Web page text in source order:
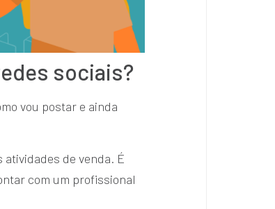
sociais?
vou postar e ainda
de venda. É
com um profissional